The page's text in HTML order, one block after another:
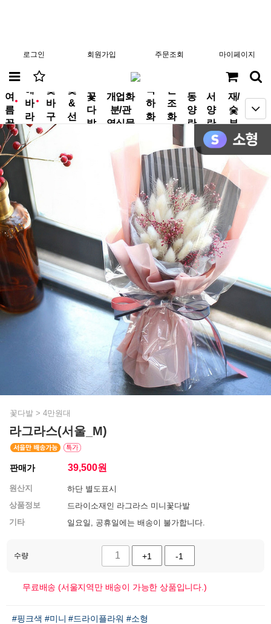
로그인 회원가입 주문조회 마이페이지
new
여
름
꽃
new
해
바
라
기
꽃
바
구
니
꽃
&
선
꽃
다
발
개업화
분/관
엽식물
축
하
화
근
조
화
동
양
란
서
양
란
분
재/
숯
부
작
꽃다발 > 4만원대
라그라스(서울_M)
판매가 39,500원
원산지
하단 별도표시
상품정보
드라이소재인 라그라스 미니꽃다발
기타
일요일, 공휴일에는 배송이 불가합니다.
수량 +1 -1
무료배송 (서울지역만 배송이 가능한 상품입니다.)
#핑크색 #미니 #드라이플라워 #소형